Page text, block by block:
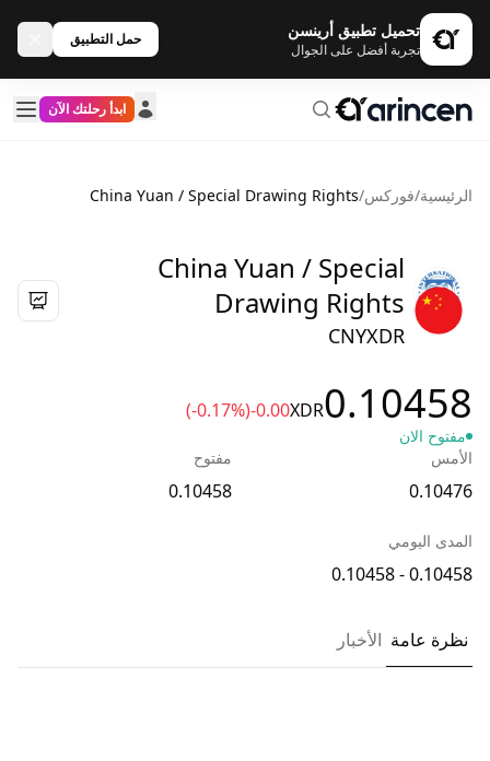
تحميل تطبيق أرينسن
تجربة أفضل على الجوال
حمل التطبيق
ابدأ رحلتك الآن
الرئيسية/فوركس/
China Yuan / Special Drawing Rights
China Yuan / Special
Drawing Rights
CNYXDR
0.10458
XDR
-0.00
(-0.17%)
مفتوح الان
الأمس
0.10476
مفتوح
0.10458
المدى اليومي
0.10458 - 0.10458
نظرة عامة الأخبار